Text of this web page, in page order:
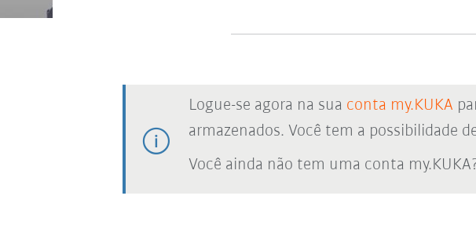
Logue-se agora na sua conta my.KUKA
armazenados. Você tem a possibilidade
Você ainda não tem uma conta